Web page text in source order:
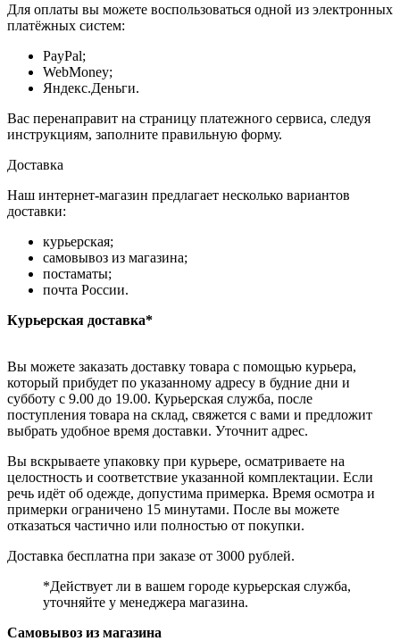
Для оплаты вы можете воспользоваться одной из электронных
платёжных систем:
PayPal;
WebMoney;
Яндекс.Деньги.
Вас перенаправит на страницу платежного сервиса, следуя
инструкциям, заполните правильную форму.
Доставка
Наш интернет-магазин предлагает несколько вариантов
доставки:
курьерская;
самовывоз из магазина;
постаматы;
почта России.
Курьерская доставка*
Вы можете заказать доставку товара с помощью курьера,
который прибудет по указанному адресу в будние дни и
субботу с 9.00 до 19.00. Курьерская служба, после
поступления товара на склад, свяжется с вами и предложит
выбрать удобное время доставки. Уточнит адрес.
Вы вскрываете упаковку при курьере, осматриваете на
целостность и соответствие указанной комплектации. Если
речь идёт об одежде, допустима примерка. Время осмотра и
примерки ограничено 15 минутами. После вы можете
отказаться частично или полностью от покупки.
Доставка бесплатна при заказе от 3000 рублей.
*Действует ли в вашем городе курьерская служба,
уточняйте у менеджера магазина.
Самовывоз из магазина